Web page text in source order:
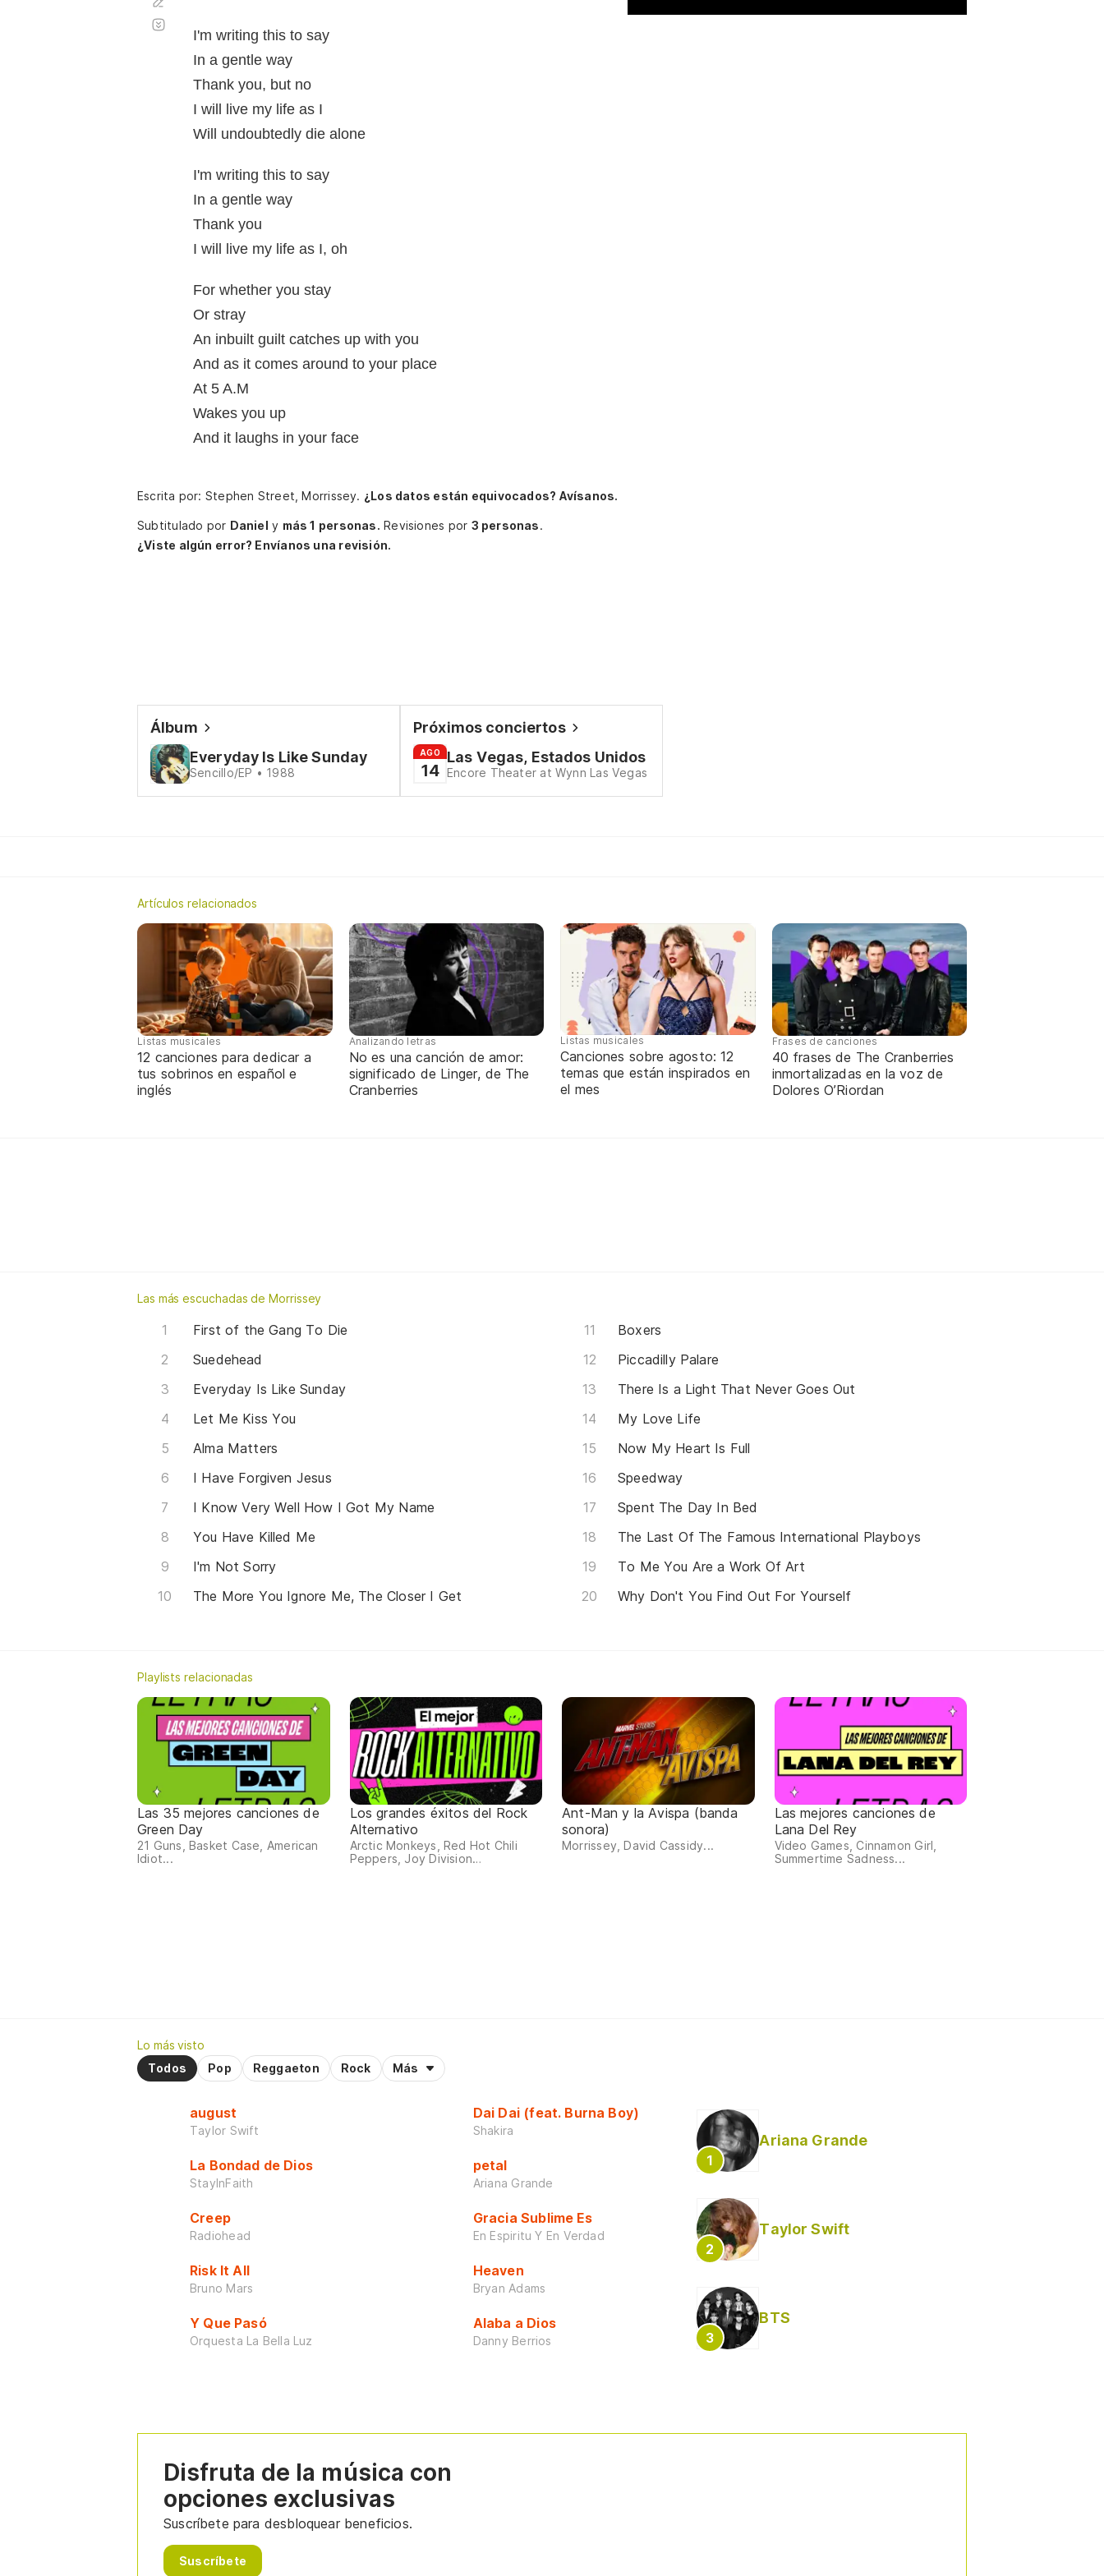
I'm writing this to say
In a gentle way
Thank you, but no
I will live my life as I
Will undoubtedly die alone
I'm writing this to say
In a gentle way
Thank you
I will live my life as I, oh
For whether you stay
Or stray
An inbuilt guilt catches up with you
And as it comes around to your place
At 5 A.M
Wakes you up
And it laughs in your face
automático
Escrita por: Stephen Street, Morrissey. ¿Los datos están equivocados? Avísanos.
Subtitulado por Daniel y más 1 personas. Revisiones por 3 personas.
¿Viste algún error? Envíanos una revisión.
Álbum
Everyday Is Like Sunday
Sencillo/EP • 1988
Próximos conciertos
AGO
14
Las Vegas, Estados Unidos
Encore Theater at Wynn Las Vegas
Artículos relacionados
Listas musicales
12 canciones para dedicar a
tus sobrinos en español e
inglés
Analizando letras
No es una canción de amor:
significado de Linger, de The
Cranberries
Listas musicales
Canciones sobre agosto: 12
temas que están inspirados en
el mes
Frases de canciones
40 frases de The Cranberries
inmortalizadas en la voz de
Dolores O’Riordan
Las más escuchadas de Morrissey
First of the Gang To Die
Suedehead
Everyday Is Like Sunday
Let Me Kiss You
Alma Matters
I Have Forgiven Jesus
I Know Very Well How I Got My Name
You Have Killed Me
I'm Not Sorry
The More You Ignore Me, The Closer I Get
Boxers
Piccadilly Palare
There Is a Light That Never Goes Out
My Love Life
Now My Heart Is Full
Speedway
Spent The Day In Bed
The Last Of The Famous International Playboys
To Me You Are a Work Of Art
Why Don't You Find Out For Yourself
Playlists relacionadas
Las 35 mejores canciones de
Green Day
21 Guns, Basket Case, American
Idiot...
Los grandes éxitos del Rock
Alternativo
Arctic Monkeys, Red Hot Chili
Peppers, Joy Division…
Ant-Man y la Avispa (banda
sonora)
Morrissey, David Cassidy...
Las mejores canciones de
Lana Del Rey
Video Games, Cinnamon Girl,
Summertime Sadness...
Lo más visto
Todos
Pop Reggaeton Rock Más
august
Taylor Swift
La Bondad de Dios
StayInFaith
Creep
Radiohead
Risk It All
Bruno Mars
Y Que Pasó
Orquesta La Bella Luz
Dai Dai (feat. Burna Boy)
Shakira
petal
Ariana Grande
Gracia Sublime Es
En Espiritu Y En Verdad
Heaven
Bryan Adams
Alaba a Dios
Danny Berrios
Ariana Grande
Taylor Swift
BTS
Disfruta de la música con
opciones exclusivas
Suscríbete para desbloquear beneficios.
Suscríbete